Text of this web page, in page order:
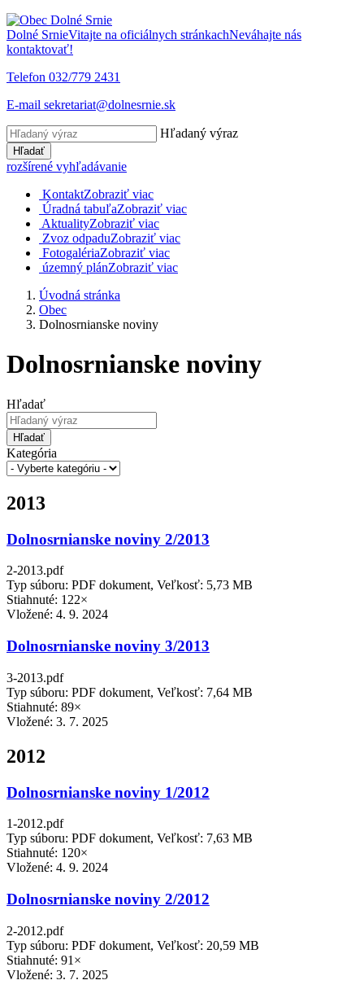
Dolné SrnieVitajte na oficiálnych stránkachNeváhajte nás
kontaktovať!
Telefon 032/779 2431
E-mail sekretariat@dolnesrnie.sk
Hľadaný výraz
Hľadať
rozšírené vyhľadávanie
KontaktZobraziť viac
Úradná tabuľaZobraziť viac
AktualityZobraziť viac
Zvoz odpaduZobraziť viac
FotogalériaZobraziť viac
územný plánZobraziť viac
Úvodná stránka
Obec
Dolnosrnianske noviny
Dolnosrnianske noviny
Hľadať
Hľadať
Kategória
2013
Dolnosrnianske noviny 2/2013
2-2013.pdf
Typ súboru: PDF dokument, Veľkosť: 5,73 MB
Stiahnuté: 122×
Vložené: 4. 9. 2024
Dolnosrnianske noviny 3/2013
3-2013.pdf
Typ súboru: PDF dokument, Veľkosť: 7,64 MB
Stiahnuté: 89×
Vložené: 3. 7. 2025
2012
Dolnosrnianske noviny 1/2012
1-2012.pdf
Typ súboru: PDF dokument, Veľkosť: 7,63 MB
Stiahnuté: 120×
Vložené: 4. 9. 2024
Dolnosrnianske noviny 2/2012
2-2012.pdf
Typ súboru: PDF dokument, Veľkosť: 20,59 MB
Stiahnuté: 91×
Vložené: 3. 7. 2025